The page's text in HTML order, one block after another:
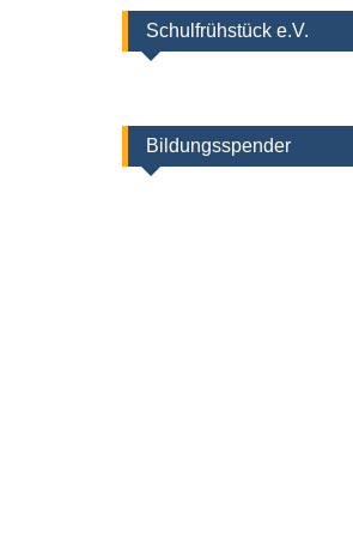
Schulfrühstück e.V.
Bildungsspender